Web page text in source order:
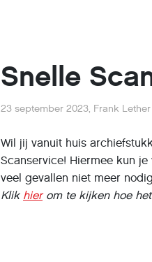
Snelle
23 september 2023, Frank Lether
Wil jij vanuit huis
Scanservice! Hiermee kun
veel gevallen niet meer
Klik hierom te kijken hoe